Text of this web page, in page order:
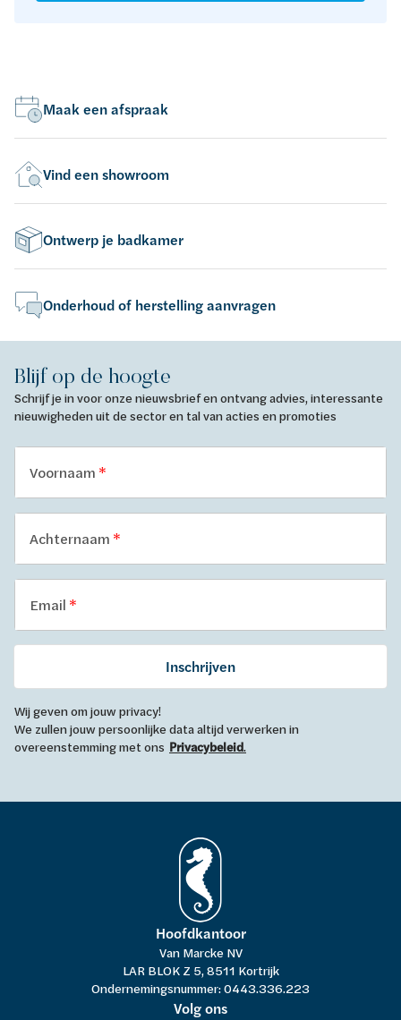
Maak een afspraak
Vind een showroom
Ontwerp je badkamer
Onderhoud of herstelling aanvragen
Blijf op de hoogte
Schrijf je in voor onze nieuwsbrief en ontvang advies, interessante
nieuwigheden uit de sector en tal van acties en promoties
Voornaam
Achternaam
Email
Inschrijven
Wij geven om jouw privacy!
We zullen jouw persoonlijke data altijd verwerken in
overeenstemming met ons Privacybeleid.
Hoofdkantoor
Van Marcke NV
LAR BLOK Z 5, 8511 Kortrijk
Ondernemingsnummer: 0443.336.223
Volg ons